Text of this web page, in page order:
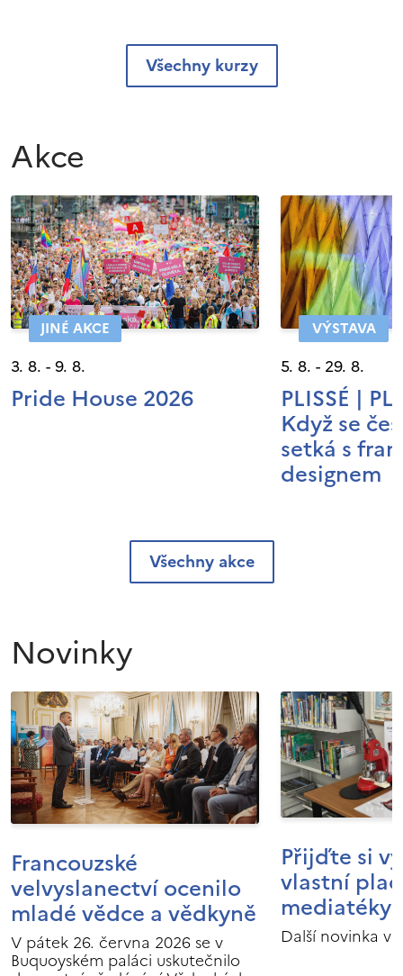
Všechny kurzy
Akce
JINÉ AKCE
3. 8. - 9. 8.
Pride House 2026
VÝSTAVA
5. 8. - 29. 8.
PLISSÉ |
Když se
setká s
designem
Všechny akce
Novinky
Francouzské
velvyslanectví ocenilo
mladé vědce a vědkyně
V pátek 26. června 2026 se v
Buquoyském paláci uskutečnilo
Přijďte si
vlastní
mediatéky
Další novinka v